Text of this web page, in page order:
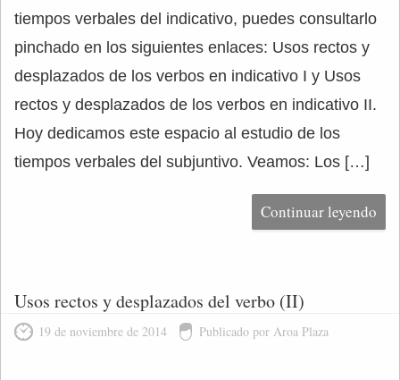
tiempos verbales del indicativo, puedes consultarlo
pinchado en los siguientes enlaces: Usos rectos y
desplazados de los verbos en indicativo I y Usos
rectos y desplazados de los verbos en indicativo II.
Hoy dedicamos este espacio al estudio de los
tiempos verbales del subjuntivo. Veamos: Los […]
Continuar leyendo
Usos rectos y desplazados del verbo (II)
19 de noviembre de 2014 Publicado por Aroa Plaza